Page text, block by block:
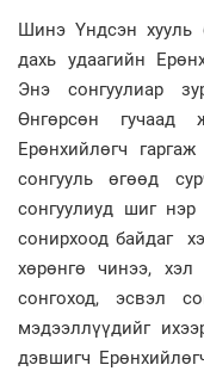
Шинэ Үндсэн хууль
дахь удаагийн
Энэ сонгуулиар
Өнгөрсөн гучаад
Ерөнхийлөгч
сонгууль өгөөд
сонгуулиуд шиг нэр
сонирхоод байдаг
хөрөнгө чинээ,
сонгоход, эсвэл
мэдээллүүдийг
дэвшигч